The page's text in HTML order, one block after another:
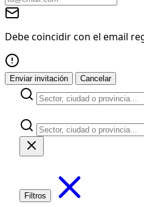
Debe coincidir con el email
Enviar invitación Cancelar
Filtros